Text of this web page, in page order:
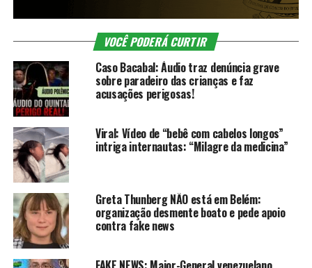
VOCÊ PODERÁ CURTIR
Caso Bacabal: Áudio traz denúncia grave
sobre paradeiro das crianças e faz
acusações perigosas!
Viral: Vídeo de “bebê com cabelos longos”
intriga internautas: “Milagre da medicina”
Greta Thunberg NÃO está em Belém:
organização desmente boato e pede apoio
contra fake news